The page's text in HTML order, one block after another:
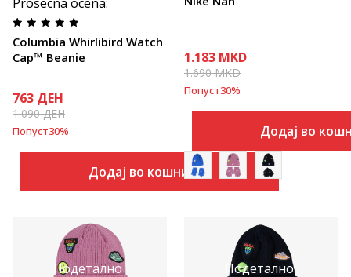
Columbia Whirlibird Watch
Cap™ Beanie
763 ДЕН
1.090ДЕН
Попуст30%
Додај во кошничка
1.183 MKD
1.690MKD
Попуст30%
Додај во
Подетално
Подетално